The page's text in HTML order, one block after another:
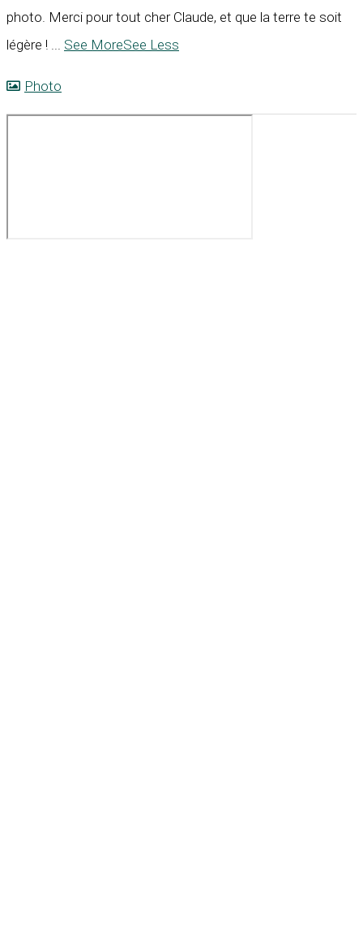
photo. Merci pour tout cher Claude, et que la terre te soit
légère !
See MoreSee Less
Photo